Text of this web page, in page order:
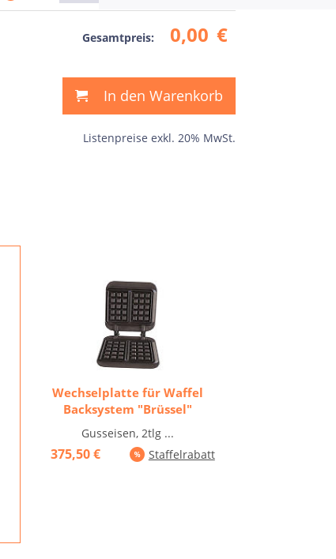
Gesamtpreis: 0,00 €
In den Warenkorb
Listenpreise exkl. 20% MwSt.
Wechselplatte für Waffel
Backsystem "Brüssel"
Gusseisen, 2tlg ...
375,50 € Staffelrabatt